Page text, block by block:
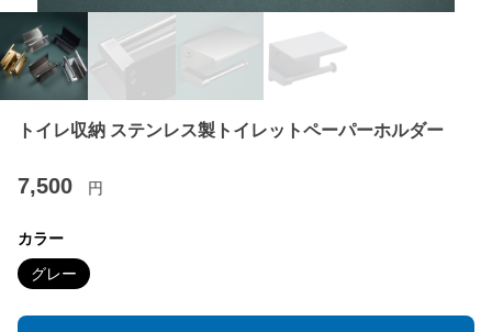
トイレ収納 ステンレス製トイレットペーパーホルダー
7,500 円
カラー
グレー